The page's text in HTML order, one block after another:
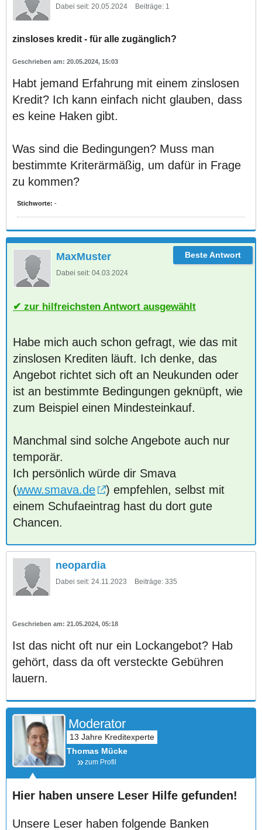
Dabei seit: 20.05.2024 Beiträge: 1
zinsloses kredit - für alle zugänglich?
20.05.2024, 15:03
Habt jemand Erfahrung mit einem zinslosen
Kredit? Ich kann einfach nicht glauben, dass
es keine Haken gibt.
Was sind die Bedingungen? Muss man
bestimmte Kriterärmäßig, um dafür in Frage
zu kommen?
Stichworte: -
MaxMuster
Dabei seit: 04.03.2024
zur hilfreichsten Antwort ausgewählt
Habe mich auch schon gefragt, wie das mit
zinslosen Krediten läuft. Ich denke, das
Angebot richtet sich oft an Neukunden oder
ist an bestimmte Bedingungen geknüpft, wie
zum Beispiel einen Mindesteinkauf.
Manchmal sind solche Angebote auch nur
temporär.
Ich persönlich würde dir Smava
(www.smava.de
) empfehlen, selbst mit
einem Schufaeintrag hast du dort gute
Chancen.
neopardia
Dabei seit: 24.11.2023 Beiträge: 335
21.05.2024, 05:18
Ist das nicht oft nur ein Lockangebot? Hab
gehört, dass da oft versteckte Gebühren
lauern.
Moderator
Thomas Mücke
zum Profil
Hier haben unsere Leser Hilfe gefunden!
Unsere Leser haben folgende Banken